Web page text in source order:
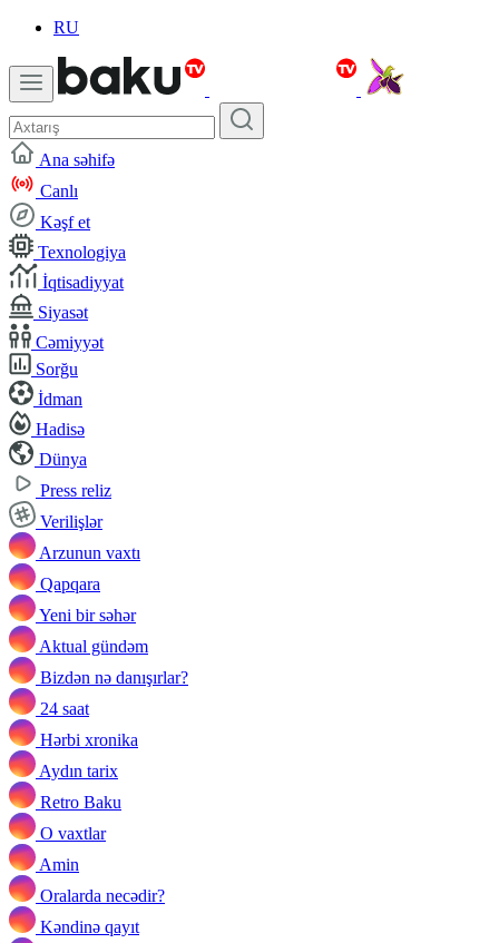
RU
Ana səhifə
Canlı
Kəşf et
Texnologiya
İqtisadiyyat
Siyasət
Cəmiyyət
Sorğu
İdman
Hadisə
Dünya
Press reliz
Verilişlər
Arzunun vaxtı
Qapqara
Yeni bir səhər
Aktual gündəm
Bizdən nə danışırlar?
24 saat
Hərbi xronika
Aydın tarix
Retro Baku
O vaxtlar
Amin
Oralarda necədir?
Kəndinə qayıt